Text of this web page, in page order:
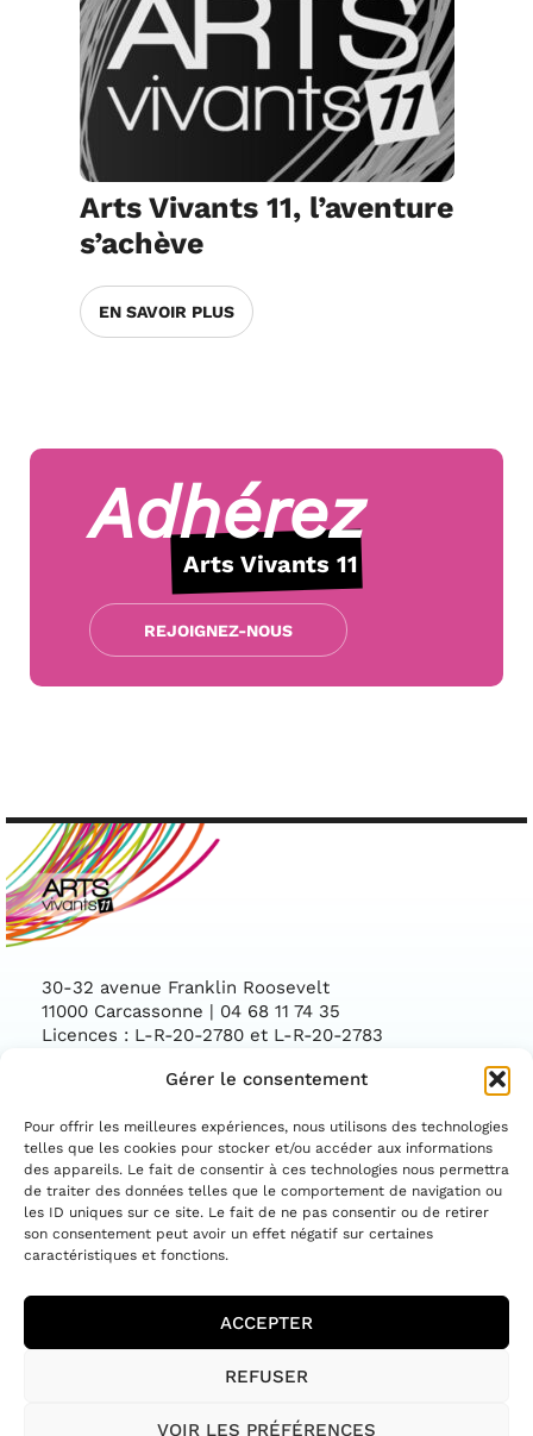
Gérer le consentement
Pour offrir les meilleures expériences, nous utilisons des technologies
telles que les cookies pour stocker et/ou accéder aux informations
des appareils. Le fait de consentir à ces technologies nous permettra
de traiter des données telles que le comportement de navigation ou
les ID uniques sur ce site. Le fait de ne pas consentir ou de retirer
son consentement peut avoir un effet négatif sur certaines
caractéristiques et fonctions.
ACCEPTER
REFUSER
VOIR LES PRÉFÉRENCES
Arts Vivants 11, l’aventure
s’achève
EN SAVOIR PLUS
Adhérez
Arts Vivants 11
REJOIGNEZ-NOUS
30-32 avenue Franklin Roosevelt
11000 Carcassonne | 04 68 11 74 35
Licences : L-R-20-2780 et L-R-20-2783
Facebook
ASSOCIATION CONVENTIONNÉE PAR LE
DÉPARTEMENT DE L'AUDE ET LA DIRECTION
RÉGIONALE DES AFFAIRES CULTURELLES
POLITIQUE DE COOKIES (UE)
CONDITIONS GÉNÉRALES